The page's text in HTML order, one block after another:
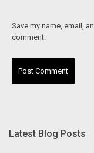
Save my name, email,
comment.
Latest Blog Posts